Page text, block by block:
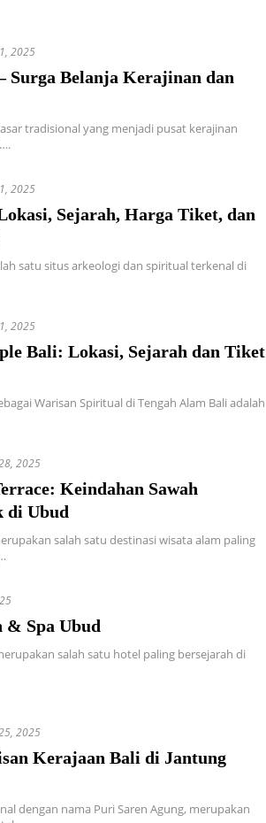
2025
Surga Belanja Kerajinan dan
tradisional yang menjadi pusat kerajinan
2025
Sejarah, Harga Tiket, dan
satu situs arkeologi dan spiritual terkenal di
2025
Bali: Lokasi, Sejarah dan Tiket
Warisan Spiritual di Tengah Alam Bali adalah
2025
Keindahan Sawah
di Ubud
salah satu destinasi wisata alam paling
Spa Ubud
salah satu hotel paling bersejarah di
2025
Kerajaan Bali di Jantung
dengan nama Puri Saren Agung, merupakan